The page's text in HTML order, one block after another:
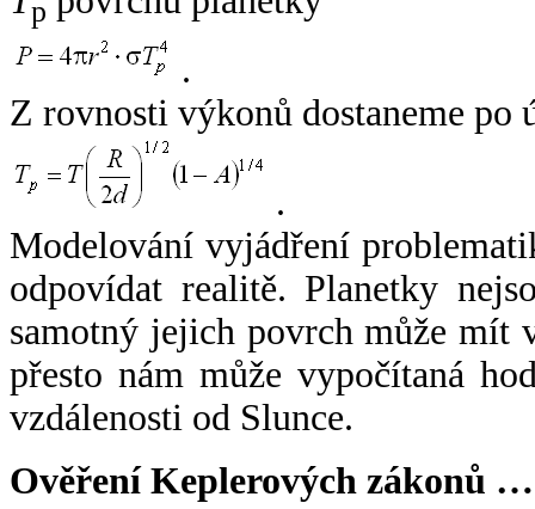
p
.
Z rovnosti výkonů dostaneme po
.
Modelování vyjádření
odpovídat realitě. Planetky
samotný jejich povrch může mít
přesto nám může vypočítaná
vzdálenosti od Slunce.
Ověření Keplerových zákonů …